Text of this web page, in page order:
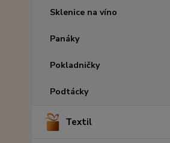
Sklenice na víno
Panáky
Pokladničky
Podtácky
Textil